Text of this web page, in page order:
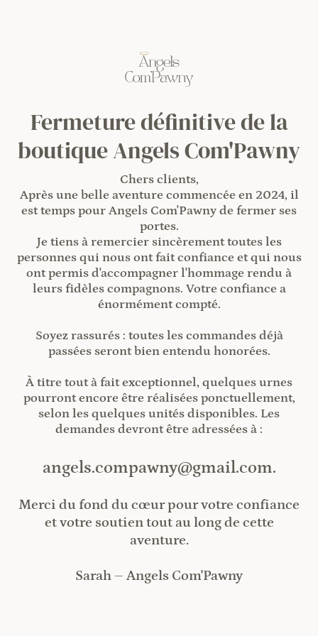
Fermeture définitive de la
boutique Angels Com'Pawny
Chers clients,
Après une belle aventure commencée en 2024, il
est temps pour Angels Com'Pawny de fermer ses
portes.
Je tiens à remercier sincèrement toutes les
personnes qui nous ont fait confiance et qui nous
ont permis d'accompagner l'hommage rendu à
leurs fidèles compagnons. Votre confiance a
énormément compté.
Soyez rassurés : toutes les commandes déjà
passées seront bien entendu honorées.
À titre tout à fait exceptionnel, quelques urnes
pourront encore être réalisées ponctuellement,
selon les quelques unités disponibles. Les
demandes devront être adressées à :
angels.compawny@gmail.com.
Merci du fond du cœur pour votre confiance
et votre soutien tout au long de cette
aventure.
Sarah – Angels Com'Pawny